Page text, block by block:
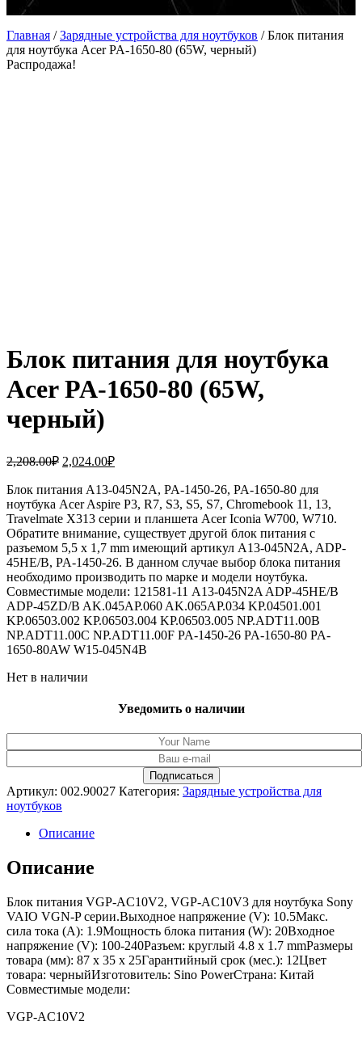
Главная /Зарядные устройства для ноутбуков /Блок питания
для ноутбука Acer PA-1650-80 (65W, черный)
Распродажа!
Блок питания для ноутбука
Acer PA-1650-80 (65W,
черный)
2,208.00₽ Первоначальная
составляла
2,208.00₽.
2,024.00₽Текущая
2,024.00₽.
Блок питания A13-045N2A, PA-1450-26, PA-1650-80 для
ноутбука Acer Aspire P3, R7, S3, S5, S7, Chromebook 11, 13,
Travelmate X313 серии и планшета Acer Iconia W700, W710.
Обратите внимание, существует другой блок питания с
разъемом 5,5 x 1,7 mm имеющий артикул A13-045N2A, ADP-
45HE/B, PA-1450-26. В данном случае выбор блока питания
необходимо производить по марке и модели ноутбука.
Совместимые модели: 121581-11 A13-045N2A ADP-45HE/B
ADP-45ZD/B AK.045AP.060 AK.065AP.034 KP.04501.001
KP.06503.002 KP.06503.004 KP.06503.005 NP.ADT11.00B
NP.ADT11.00C NP.ADT11.00F PA-1450-26 PA-1650-80 PA-
1650-80AW W15-045N4B
Нет в наличии
Уведомить о наличии
Артикул: 002.90027 Категория: Зарядные устройства для
ноутбуков
Описание
Описание
Блок питания VGP-AC10V2, VGP-AC10V3 для ноутбука Sony
VAIO VGN-P серии.Выходное напряжение (V): 10.5Макс.
сила тока (A): 1.9Мощность блока питания (W): 20Входное
напряжение (V): 100-240Разъем: круглый 4.8 x 1.7 mmРазмеры
товара (мм): 87 x 35 x 25Гарантийный срок (мес.): 12Цвет
товара: черныйИзготовитель: Sino PowerСтрана: Китай
Совместимые модели:
VGP-AC10V2